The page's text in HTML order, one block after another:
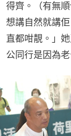
得齊。（有無
想講自然就講
直都咁靚。」
公同行是因為